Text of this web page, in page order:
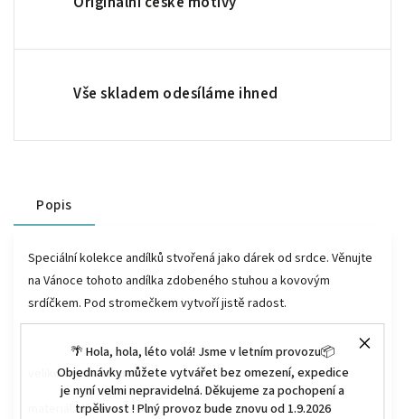
🌴 Hola, hola, léto volá! Jsme v letním provozu📦
Objednávky můžete vytvářet bez omezení, expedice
je nyní velmi nepravidelná. Děkujeme za pochopení a
trpělivost ! Plný provoz bude znovu od 1.9.2026
Vše skladem odesíláme ihned
Popis
Speciální kolekce andílků stvořená jako dárek od srdce. Věnujte
na Vánoce tohoto andílka zdobeného stuhou a kovovým
srdíčkem. Pod stromečkem vytvoří jistě radost.
velikost: 12 x 10 cm
materiál: dřevo